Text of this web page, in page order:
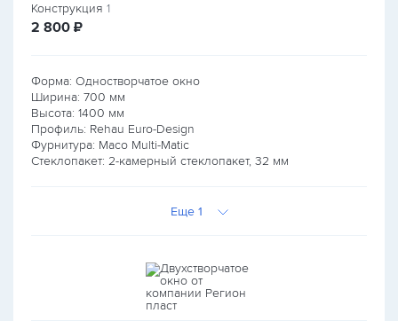
Конструкция 1
2 800 руб.
₽
Форма: Одностворчатое окно
Ширина: 700 мм
Высота: 1400 мм
Профиль: Rehau Euro-Design
Фурнитура: Maco Multi-Matic
Стеклопакет: 2-камерный стеклопакет, 32 мм
Еще 1